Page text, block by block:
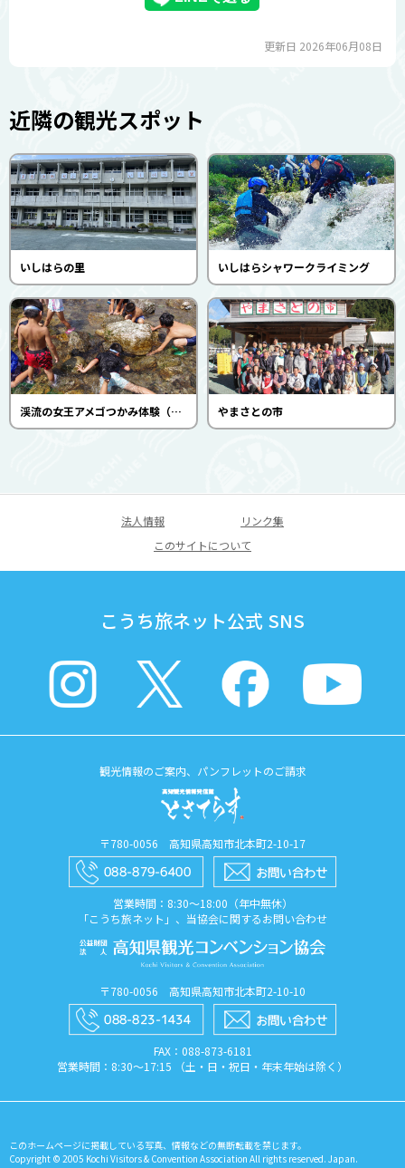
更新日 2026年06月08日
近隣の観光スポット
いしはらの里 いしはらシャワークライミング
渓流の女王アメゴつかみ体験（いしはらの里） やまさとの市
法人情報
リンク集
このサイトについて
こうち旅ネット公式 SNS
観光情報のご案内、パンフレットのご請求
〒780-0056 高知県高知市北本町2-10-17
営業時間：8:30〜18:00（年中無休）
「こうち旅ネット」、当協会に関するお問い合わせ
〒780-0056 高知県高知市北本町2-10-10
FAX：088​-873​-6181
営業時間：8:30〜17:15 （土・日・祝日・年末年始は除く）
このホームページに掲載している写真、情報などの無断転載を禁じます。
Copyright © 2005 Kochi Visitors & Convention Association All rights reserved. Japan.